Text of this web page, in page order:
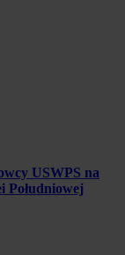
USWPS na
Południowej